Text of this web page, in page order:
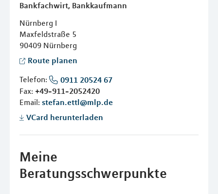
Bankfachwirt, Bankkaufmann
Nürnberg I
Maxfeldstraße 5
90409 Nürnberg
Route planen
Telefon:
0911 20524 67
Fax: +49-911-2052420
Email: stefan.ettl@mlp.de
VCard herunterladen
Meine
Beratungsschwerpunkte